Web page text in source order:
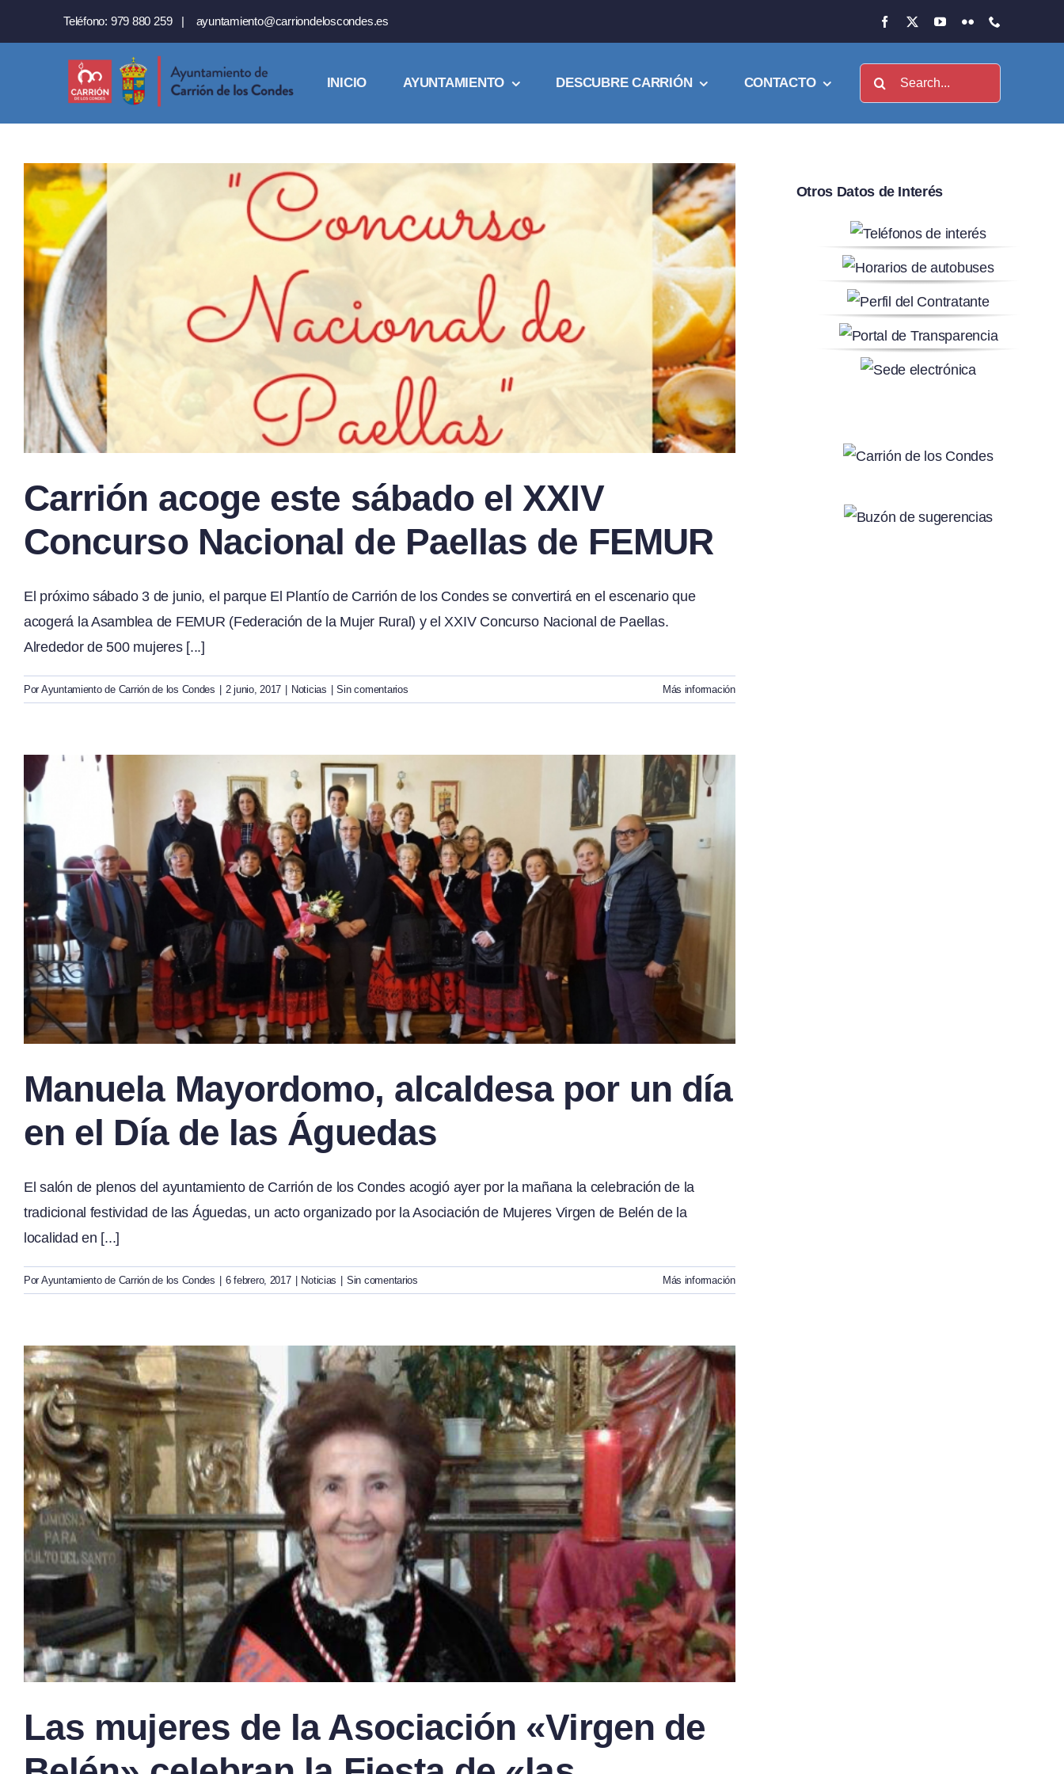
Teléfono: 979 880 259 | ayuntamiento@carriondeloscondes.es
INICIO AYUNTAMIENTO DESCUBRE CARRIÓN CONTACTO Buscar:
Carrión acoge este sábado el XXIV
Concurso Nacional de Paellas de FEMUR
El próximo sábado 3 de junio, el parque El Plantío de Carrión de los Condes se convertirá en el escenario que
acogerá la Asamblea de FEMUR (Federación de la Mujer Rural) y el XXIV Concurso Nacional de Paellas.
Alrededor de 500 mujeres [...]
Por Ayuntamiento de Carrión de los Condes 2 junio, 2017 Noticias Sin comentarios Más información
Manuela Mayordomo, alcaldesa por un día
en el Día de las Águedas
El salón de plenos del ayuntamiento de Carrión de los Condes acogió ayer por la mañana la celebración de la
tradicional festividad de las Águedas, un acto organizado por la Asociación de Mujeres Virgen de Belén de la
localidad en [...]
Por Ayuntamiento de Carrión de los Condes 6 febrero, 2017 Noticias Sin comentarios Más información
Las mujeres de la Asociación «Virgen de
Otros Datos de Interés